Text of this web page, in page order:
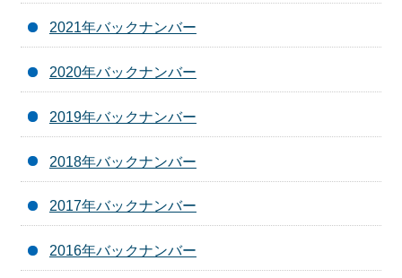
2021年バックナンバー
2020年バックナンバー
2019年バックナンバー
2018年バックナンバー
2017年バックナンバー
2016年バックナンバー